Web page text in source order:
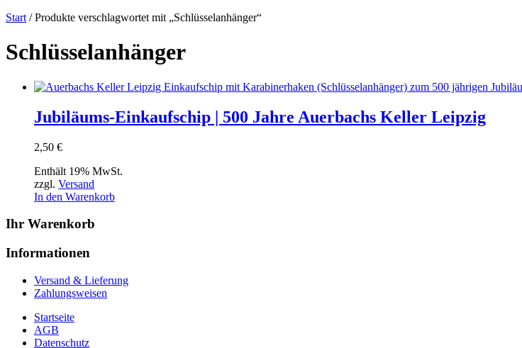
Start / Produkte verschlagwortet mit „Schlüsselanhänger“
Schlüsselanhänger
Jubiläums-Einkaufschip | 500 Jahre Auerbachs Keller Leipzig
2,50 €
Enthält 19% MwSt.
zzgl. Versand
In den Warenkorb
Ihr Warenkorb
Informationen
Versand & Lieferung
Zahlungsweisen
Startseite
AGB
Datenschutz